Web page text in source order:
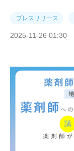
プレスリリース
2025-11-26 01:30